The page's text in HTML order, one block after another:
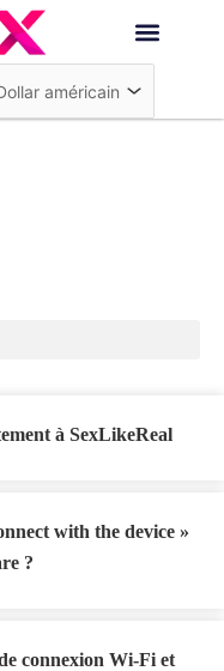
à SexLikeReal
with the device »
?
connexion Wi-Fi et